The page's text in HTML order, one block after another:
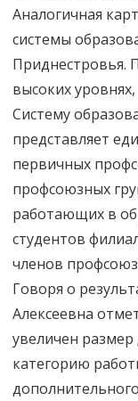
Аналогичная
системы
Приднестровья.
высоких
Систему
представляет
первичных
профсоюзных
работающих в
студентов
членов
Говоря о
Алексеевна
увеличен
категорию